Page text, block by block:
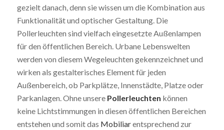
gezielt danach, denn sie wissen um die Kombination aus
Funktionalität und optischer Gestaltung. Die
Pollerleuchten sind vielfach eingesetzte Außenlampen
für den öffentlichen Bereich. Urbane Lebenswelten
werden von diesem Wegeleuchten gekennzeichnet und
wirken als gestalterisches Element für jeden
Außenbereich, ob Parkplätze, Innenstädte, Platze oder
Parkanlagen. Ohne unsere Pollerleuchten können
keine Lichtstimmungen in diesen öffentlichen Bereichen
entstehen und somit das Mobiliarentsprechend zur